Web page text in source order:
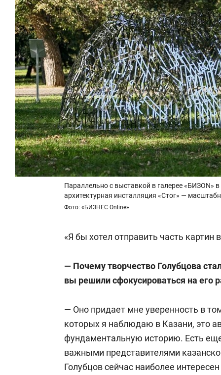
Параллельно с выставкой в галерее «БИЗON»
архитектурная инсталляция «Стог» —
Фото: «БИЗНЕС Online»
«Я бы хотел отправить часть картин
— Почему творчество Голубцова
вы решили сфокусироваться на его
— Оно придает мне уверенность в
которых я наблюдаю в Казани, это
фундаментальную историю. Есть
важными представителями
Голубцов сейчас наиболее